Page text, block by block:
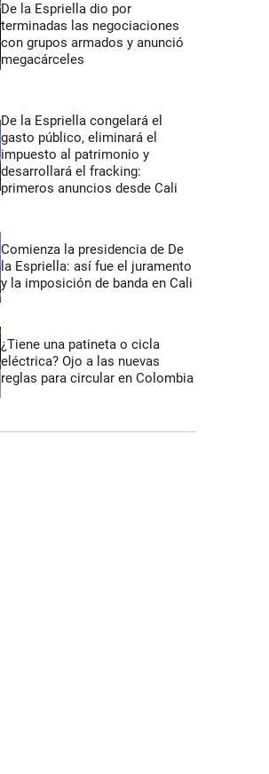
De la Espriella dio por
terminadas las negociaciones
con grupos armados y anunció
megacárceles
De la Espriella congelará el
gasto público, eliminará el
impuesto al patrimonio y
desarrollará el fracking:
primeros anuncios desde Cali
Comienza la presidencia de De
la Espriella: así fue el juramento
y la imposición de banda en Cali
¿Tiene una patineta o cicla
eléctrica? Ojo a las nuevas
reglas para circular en Colombia